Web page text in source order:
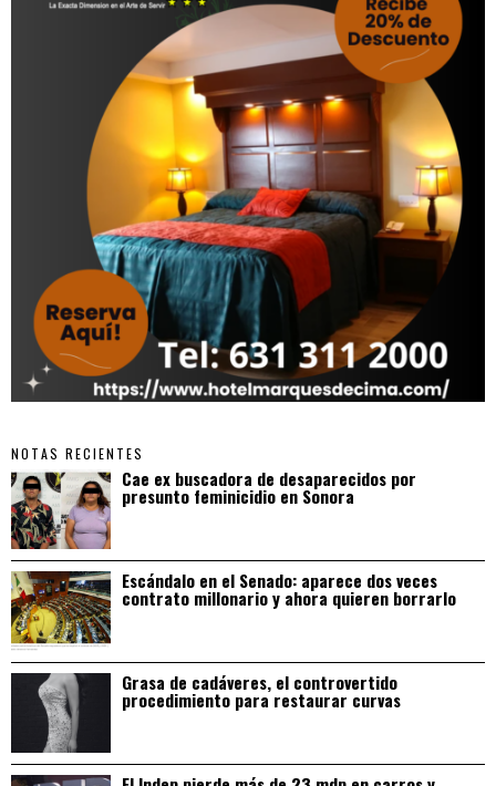
NOTAS RECIENTES
Cae ex buscadora de desaparecidos por
presunto feminicidio en Sonora
Escándalo en el Senado: aparece dos veces
contrato millonario y ahora quieren borrarlo
Grasa de cadáveres, el controvertido
procedimiento para restaurar curvas